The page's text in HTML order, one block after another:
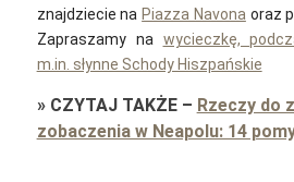
znajdziecie na Piazza Navonaoraz
Zapraszamy na wycieczkę,
m.in. słynne Schody Hiszpańskie
» CZYTAJ TAKŻE– Rzeczy do
zobaczenia w Neapolu: 14